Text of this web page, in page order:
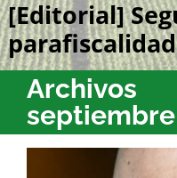
[Editorial]
parafiscalidad
septiembre